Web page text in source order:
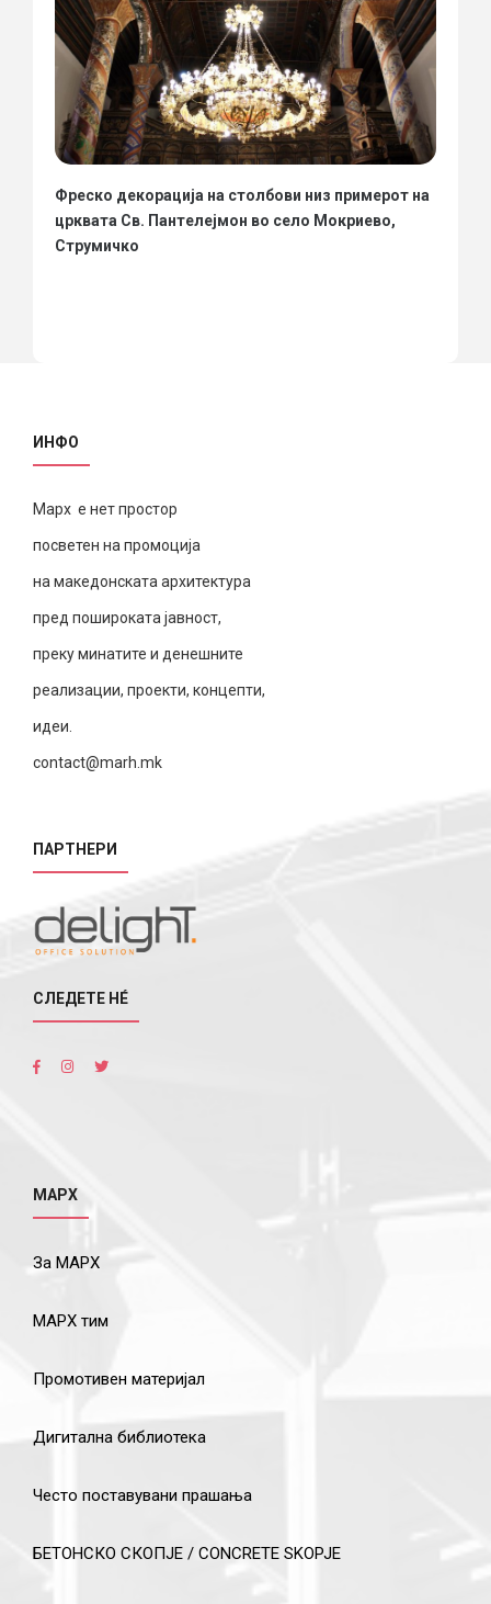
Фреско декорација на столбови низ примерот на
црквата Св. Пантелејмон во село Мокриево,
Струмичко
ИНФО
Марх е нет простор
посветен на промоција
на македонската архитектура
пред пошироката јавност,
преку минатите и денешните
реализации, проекти, концепти,
идеи.
contact@marh.mk
ПАРТНЕРИ
СЛЕДЕТЕ НÉ
МАРХ
За МАРХ
МАРХ тим
Промотивен материјал
Дигитална библиотека
Често поставувани прашања
БЕТОНСКО СКОПЈЕ / CONCRETE SKOPJE